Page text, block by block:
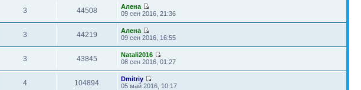
3 44508
Алена
09 сен 2016, 21:36
3 44219
Алена
09 сен 2016, 16:55
3 43845
Natali2016
08 сен 2016, 01:27
4 104894
Dmitriy
05 май 2016, 10:17